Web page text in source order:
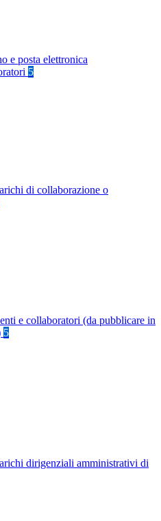
e posta elettronica
5
di collaborazione o
e collaboratori (da pubblicare in
5
dirigenziali amministrativi di